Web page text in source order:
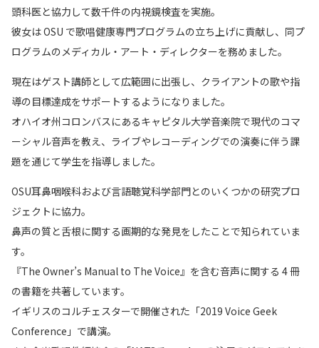
頭科医と協力して数千件の内視鏡検査を実施。
彼女は OSU で歌唱健康専門プログラムの立ち上げに貢献し、同プ
ログラムのメディカル・アート・ディレクターを務めました。
現在はゲスト講師として広範囲に出張し、クライアントの歌や指
導の目標達成をサポートするようになりました。
オハイオ州コロンバスにあるキャピタル大学音楽院で現代のコマ
ーシャル音声を教え、ライブやレコーディングでの演奏に伴う課
題を通じて学生を指導しました。
OSU耳鼻咽喉科および言語聴覚科学部門とのいくつかの研究プロ
ジェクトに協力。
鼻声の質と舌根に関する画期的な発見をしたことで知られていま
す。
『The Owner’s Manual to The Voice』を含む音声に関する 4 冊
の書籍を共著しています。
イギリスのコルチェスターで開催された「2019 Voice Geek
Conference」で講演。